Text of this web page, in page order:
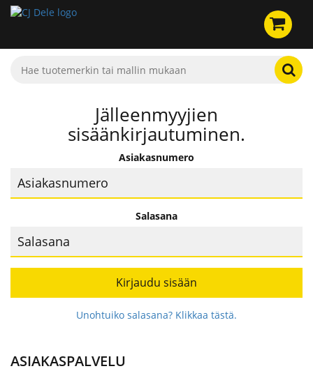
Jälleenmyyjien
sisäänkirjautuminen.
Asiakasnumero
Salasana
Kirjaudu sisään
Unohtuiko salasana? Klikkaa tästä.
ASIAKASPALVELU